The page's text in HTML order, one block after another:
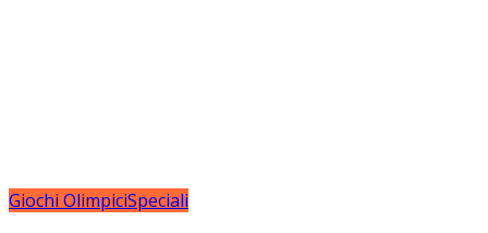
Giochi OlimpiciSpeciali